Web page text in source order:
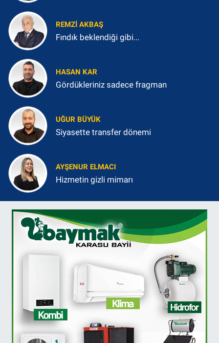
REMZI AKBAŞ
Fındık beklendiği gibi...
HASAN KAR
Gördükleriniz sadece fragman
UĞUR BÜYÜK
Siyasette transfer dönemi
AYŞENUR ELMACI
Hizmetin gizli mimarı